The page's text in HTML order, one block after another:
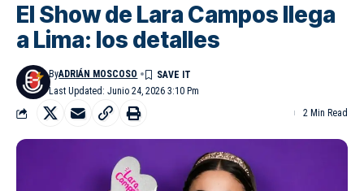
El Show de Lara Campos llega
a Lima: los detalles
Last Updated: Junio 24, 2026 3:10 Pm
ByADRIÁN MOSCOSO
2 Min Read